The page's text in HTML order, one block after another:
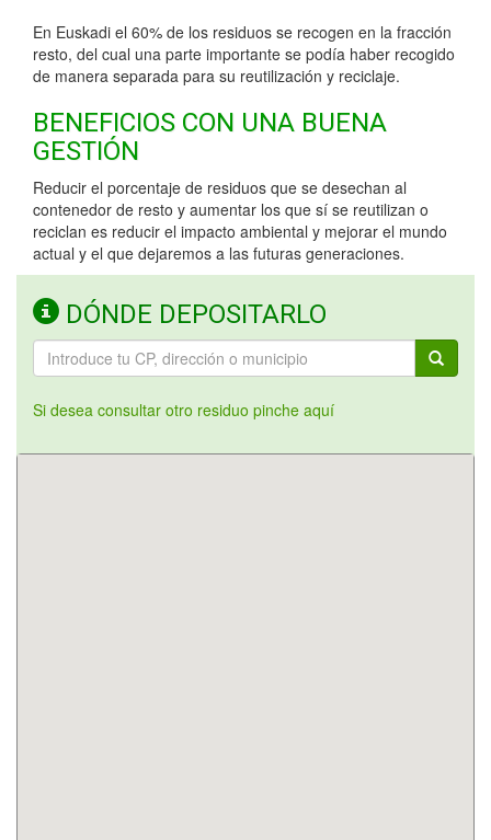
En Euskadi el 60% de los residuos se recogen en la fracción
resto, del cual una parte importante se podía haber recogido
de manera separada para su reutilización y reciclaje.
BENEFICIOS CON UNA BUENA
GESTIÓN
Reducir el porcentaje de residuos que se desechan al
contenedor de resto y aumentar los que sí se reutilizan o
reciclan es reducir el impacto ambiental y mejorar el mundo
actual y el que dejaremos a las futuras generaciones.
DÓNDE DEPOSITARLO
Si desea consultar otro residuo pinche aquí